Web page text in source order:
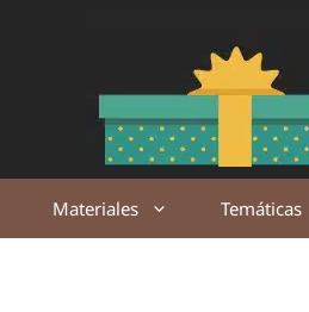
Materiales Temáticas